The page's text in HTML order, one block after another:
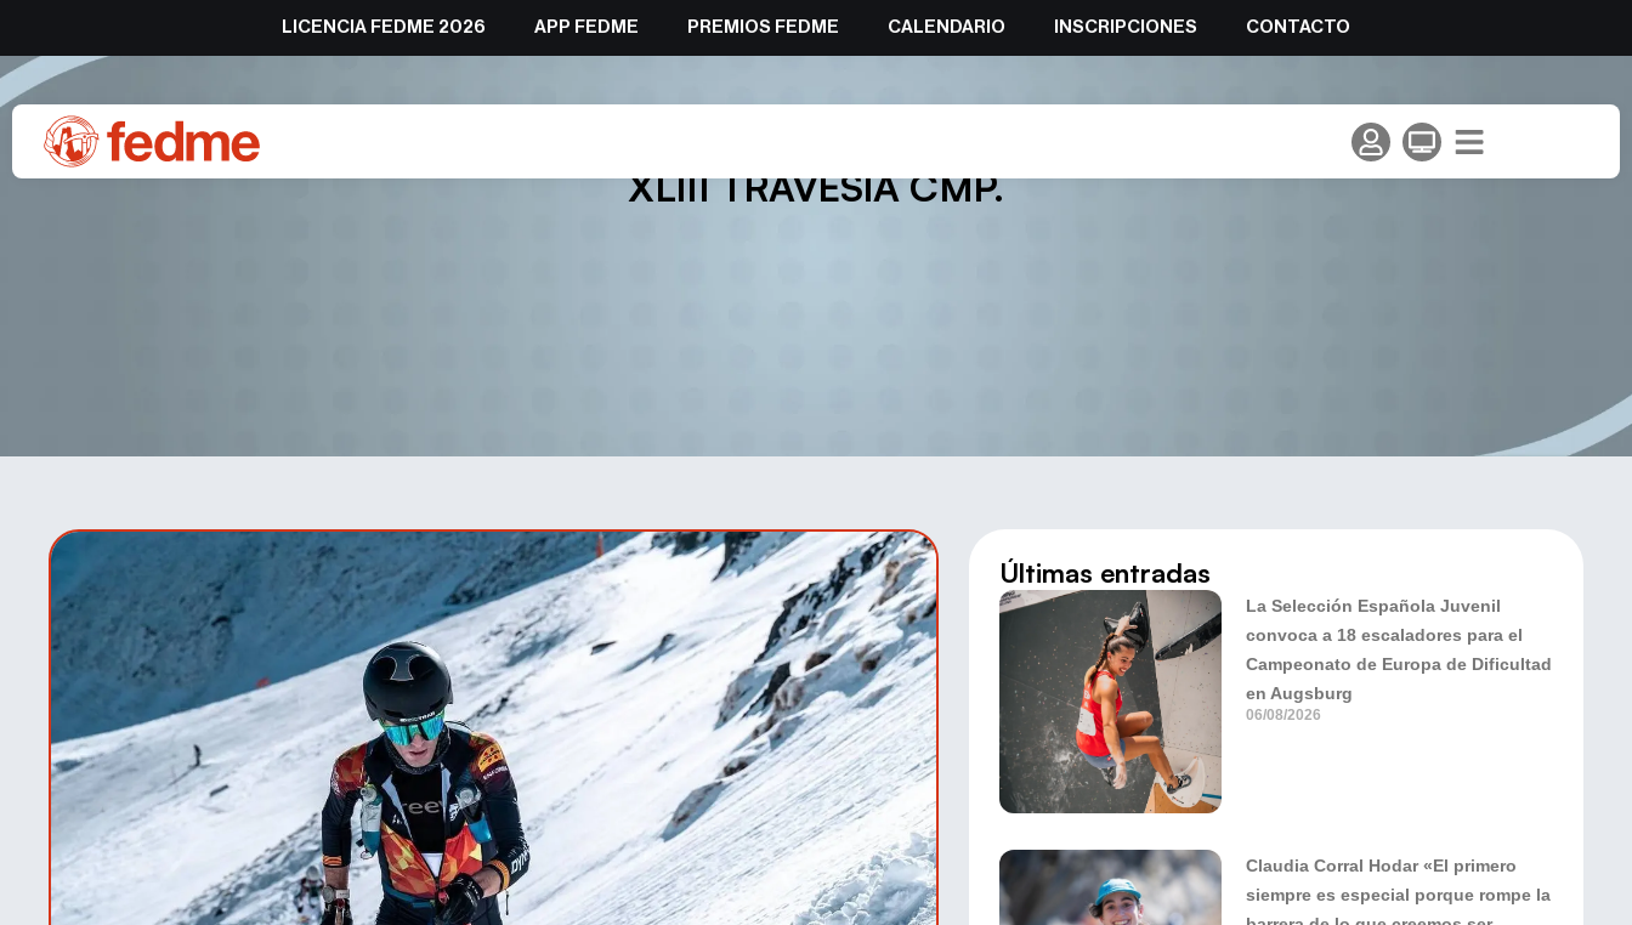
LICENCIA FEDME 2026 APP FEDME PREMIOS FEDME CALENDARIO INSCRIPCIONES CONTACTO
Uxue Loizu y Jordi Alis se proclaman campeona y campeón de España de Vertical en la
XLIII TRAVESÍA CMP.
Últimas entradas
La Selección Española Juvenil
convoca a 18 escaladores para el
Campeonato de Europa de Dificultad
en Augsburg
06/08/2026
Claudia Corral Hodar «El primero
siempre es especial porque rompe la